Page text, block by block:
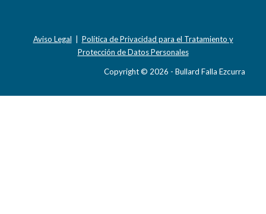
Aviso Legal
Política de Privacidad para el Tratamiento y
Protección de Datos Personales
Copyright © 2026 - Bullard Falla Ezcurra